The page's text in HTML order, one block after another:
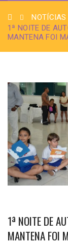
NOTÍCIAS
1ª NOITE DE
MANTENA FOI
1ª NOITE DE
MANTENA FOI